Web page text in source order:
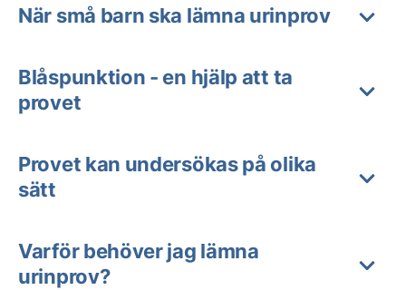
När små barn ska lämna urinprov
Blåspunktion - en hjälp att ta
provet
Provet kan undersökas på olika
sätt
Varför behöver jag lämna
urinprov?